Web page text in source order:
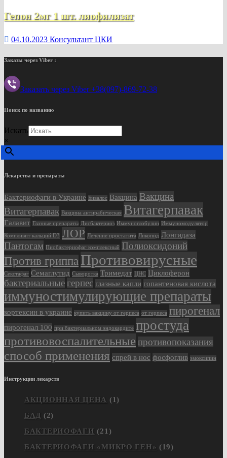
Гепон 2мг 1 шт. лиофилизат
04.10.2023 Консультант ЦКИ
Заказы через Viber :
Заказать через Viber +38(097)-869-72-38
Поиск по названию
Искать
×
Лекарства и препараты
Бактериофаги в Украине Бивалос Вакцина Вакцина
Витагерпавак Вакцина антирабическая Витагерпавак
Галавит Глазные препараты Дисбактериоз Иммуноглобулин Иммуномодулятор
Компливит кальций D3 ЛОР Лечение простатита Ликопид Лонгидаза
Пантогам Пиобактериофаг комплексный Полиоксидоний
Против гриппа Противовирусные
Секстафаг Семаглутид Сыворотка Тримедат ЦНС Циклоферон
бактериальныегерпес глазные капли гопантеновая кислота
иммуностимулирующие препараты
кортексин в украине купить вакцину от герпеса от герпеса пирогенал
пирогенал 100 при бактериальном эндокардите простуда
противовоспалительные противопоказания
способ применения спрей в нос фосфоглив эмоксипин
Инструкции лекарств
АКЦИОННАЯ ЦЕНА (1)
БАД (2)
БАКТЕРИОФАГИ (21)
БАКТЕРИОФАГИ «МИКРО ГЕН» (19)